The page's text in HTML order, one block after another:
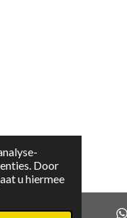
Door
u hiermee